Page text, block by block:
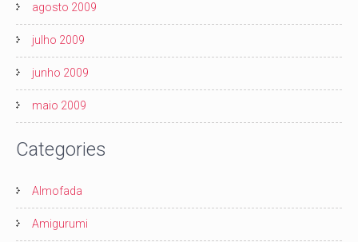
agosto 2009
julho 2009
junho 2009
maio 2009
Categories
Almofada
Amigurumi